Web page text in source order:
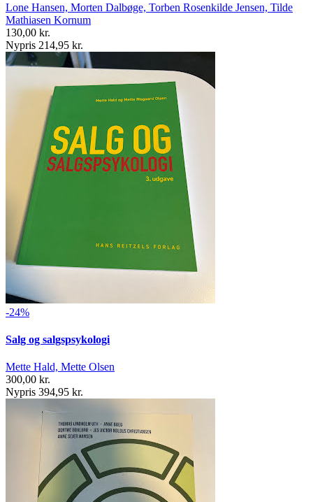
Lone Hansen, Morten Dalbøge, Torben Rosenkilde Jensen, Tilde
Mathiasen Kornum
130,00 kr.
Nypris 214,95 kr.
-24%
Salg og salgspsykologi
Mette Hald, Mette Olsen
300,00 kr.
Nypris 394,95 kr.